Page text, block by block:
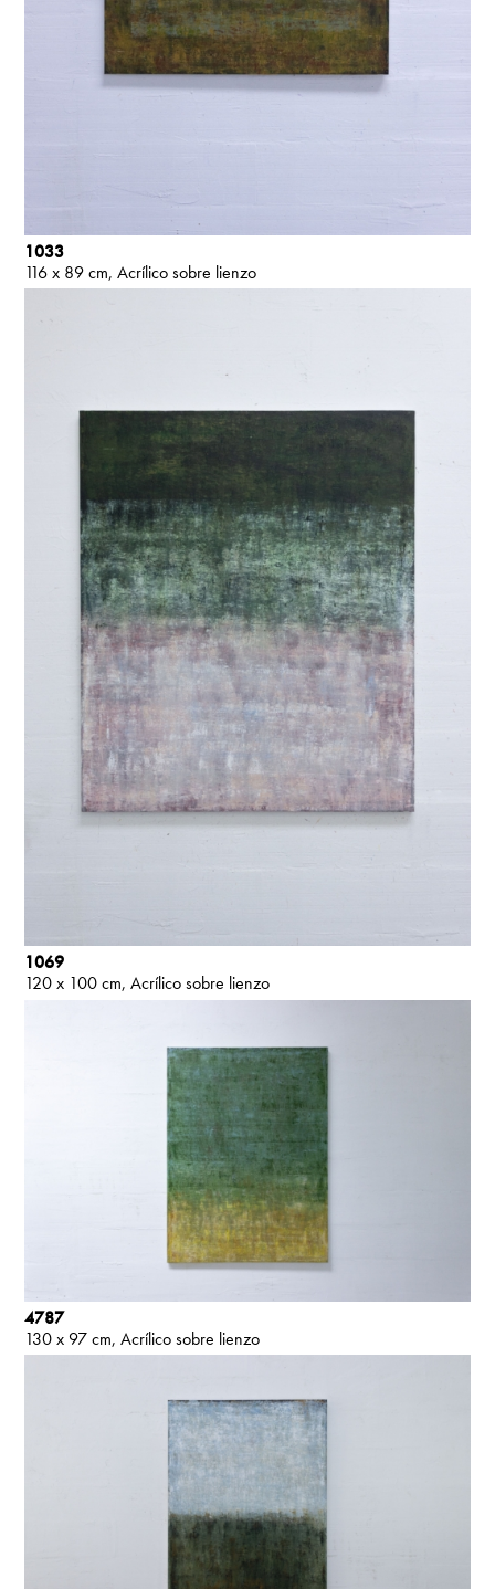
1033
116 x 89 cm Acrílico sobre lienzo
1069
120 x 100 cm Acrílico sobre lienzo
4787
130 x 97 cm Acrílico sobre lienzo